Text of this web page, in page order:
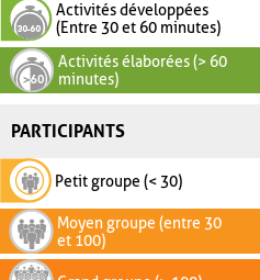
Activités développées
(Entre 30 et 60 minutes)
Activités élaborées (> 60
minutes)
PARTICIPANTS
Petit groupe (< 30)
Moyen groupe (entre 30
et 100)